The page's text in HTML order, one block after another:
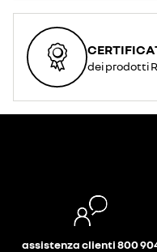
dei prodotti
assistenza clienti 800